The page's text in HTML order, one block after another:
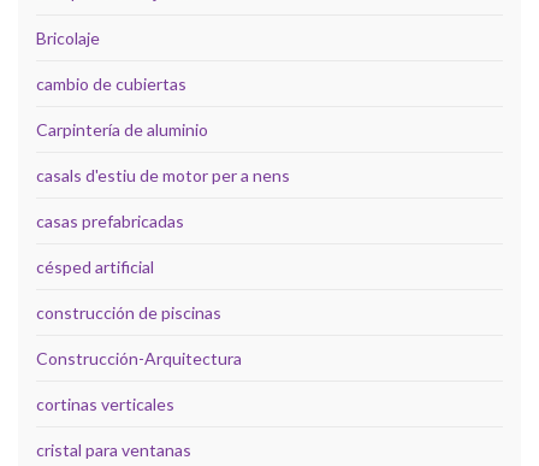
Bricolaje
cambio de cubiertas
Carpintería de aluminio
casals d'estiu de motor per a nens
casas prefabricadas
césped artificial
construcción de piscinas
Construcción-Arquitectura
cortinas verticales
cristal para ventanas